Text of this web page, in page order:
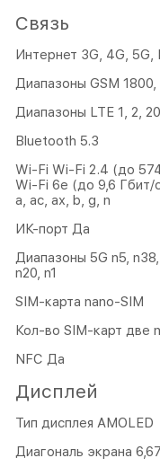
Связь
Интернет 3G, 4G, 5G,
Диапазоны GSM
Диапазоны LTE 1, 2,
Bluetooth 5.3
Wi-Fi Wi-Fi 2.4 (до
Wi-Fi 6e (до 9,6 Гбит/
a, ac, ax, b, g, n
ИК-порт Да
Диапазоны 5G n5,
n20, n1
SIM-карта nano-SIM
Кол-во SIM-карт две
NFC Да
Дисплей
Тип дисплея AMOLED
Диагональ экрана